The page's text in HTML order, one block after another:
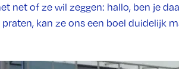
net of ze wil zeggen: hallo, ben je
kan ze ons een boel duidelijk